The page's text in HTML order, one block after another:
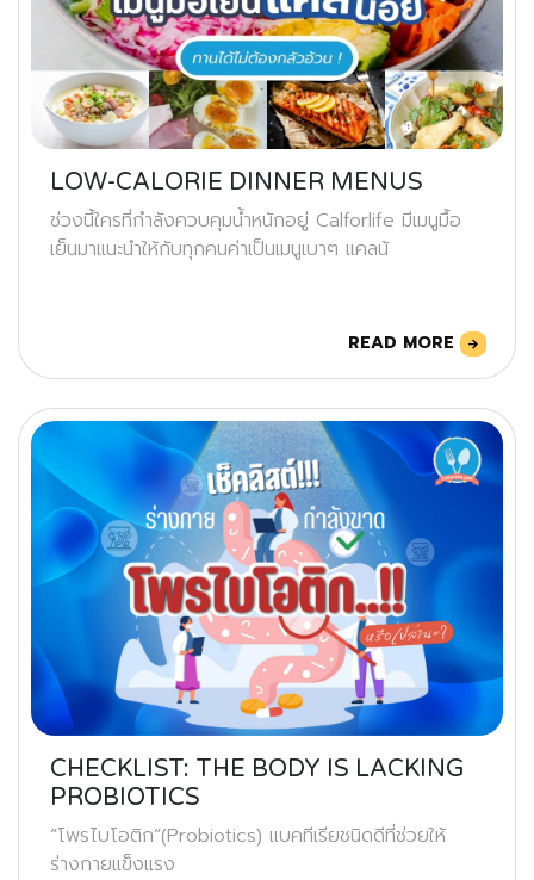
LOW-CALORIE DINNER MENUS
ช่วงนี้ใครที่กำลังควบคุมน้ำหนักอยู่ Calforlife มีเมนูมื้อ
เย็นมาแนะนำให้กับทุกคนค่าเป็นเมนูเบาๆ แคลน้
READ MORE
CHECKLIST: THE BODY IS LACKING
PROBIOTICS
“โพรไบโอติก”(Probiotics) แบคทีเรียชนิดดีที่ช่วยให้
ร่างกายแข็งแรง